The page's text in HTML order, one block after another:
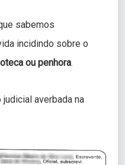
sabemos
incidindo sobre o
ou penhora.
averbada na